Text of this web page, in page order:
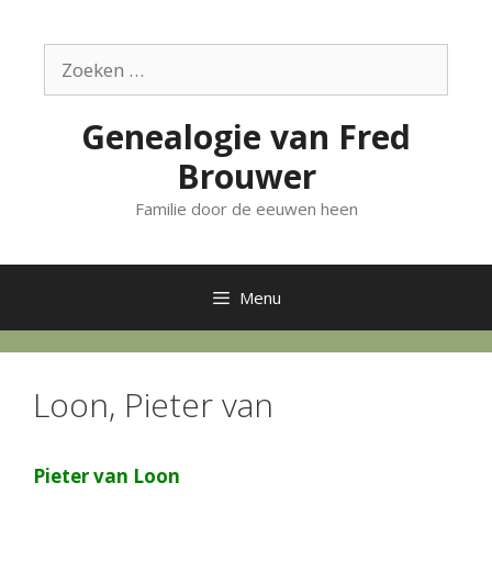
inhoudnaar:
Genealogie van Fred
Brouwer
Familie door de eeuwen heen
Menu
Loon, Pieter van
Pieter van Loon